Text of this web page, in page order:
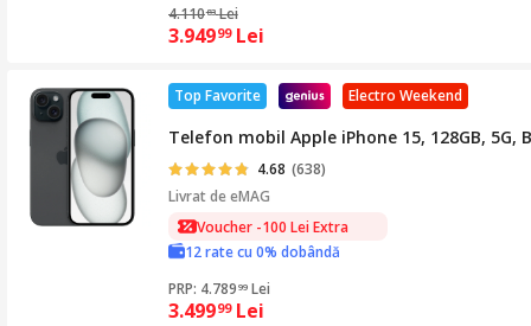
4.11083 Lei
3.94999 Lei
Electro Weekend
Top Favorite
Telefon mobil Apple iPhone 15, 128GB, 5G,
4.68 (638)
Livrat deeMAG
Voucher -100 Lei Extra
12 rate cu 0% dobândă
PRP: 4.789 99 Lei
3.49999 Lei